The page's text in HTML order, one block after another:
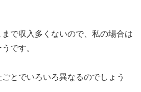
で収入多くないので、私の場合は
です。
とでいろいろ異なるのでしょう